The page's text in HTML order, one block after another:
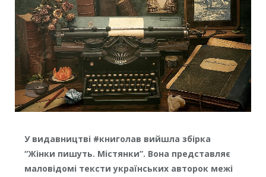
У видавництві #книголав вийшла збірка
“Жінки пишуть. Містянки”. Вона представляє
маловідомі тексти українських авторок межі